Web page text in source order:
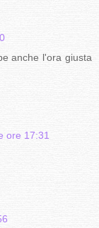
anche l'ora giusta
ore 17:31